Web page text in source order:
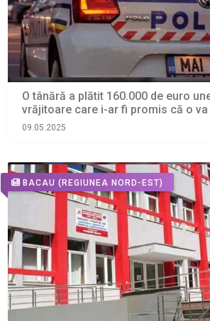
O tânără a plătit 160.000 de euro
vrăjitoare care i-ar fi promis că o va
09.05.2025
BACAU (REGIUNEA NORD-EST)